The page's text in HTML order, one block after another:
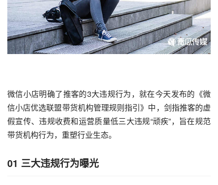
微信小店明确了推客的3大违规行为，就在今天发布的《微
信小店优选联盟带货机构管理规则指引》中，剑指推客的虚
假宣传、违规收费和运营质量低三大违规“顽疾”，旨在规范
带货机构行为，重塑行业生态。
01 三大违规行为曝光